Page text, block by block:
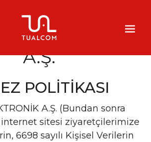
ELEKTRONİK
A.Ş.
POLİTİKASI
A.Ş. (Bundan sonra
internet sitesi ziyaretçilerimize
6698 sayılı Kişisel Verilerin